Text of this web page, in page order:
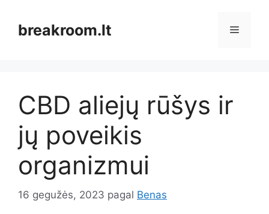
turiniobreakroom.lt Meniu
CBD aliejų rūšys ir
jų poveikis
organizmui
16 gegužės, 2023 pagal Benas